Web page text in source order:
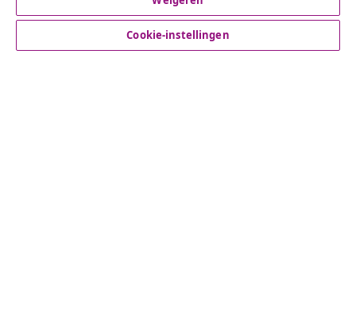
Klantenservice
Cookie-instellingen